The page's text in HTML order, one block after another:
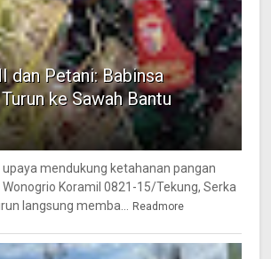
dan Petani: Babinsa
ke Sawah Bantu
mendukung ketahanan pangan
Koramil 0821-15/Tekung, Serka
langsung memba...
Readmore